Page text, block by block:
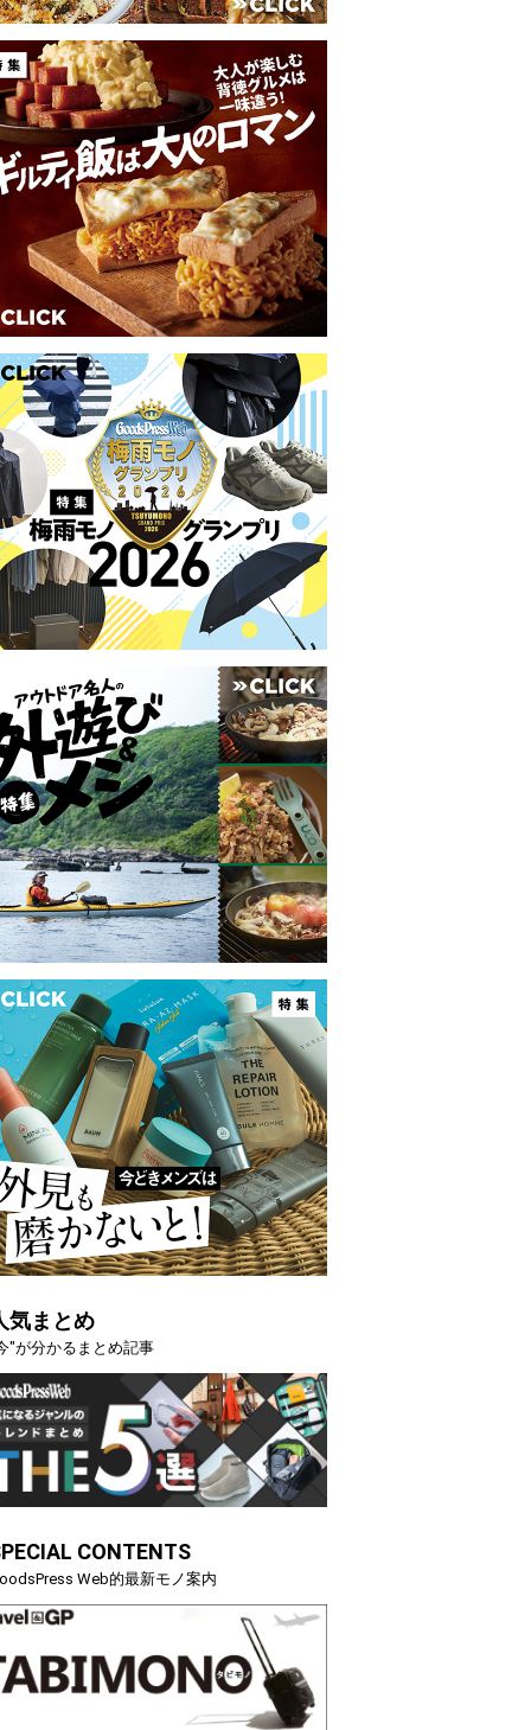
気まとめ
"が分かるまとめ記事
CONTENTS
Web的最新モノ案内